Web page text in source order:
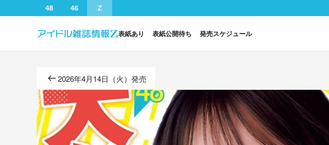
48 46 Z
表紙あり 表紙公開待ち 発売スケジュール
2026年4月14日（火）発売